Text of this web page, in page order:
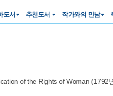
도서 추천도서 작가와의 만남
of the Rights of Woman (1792